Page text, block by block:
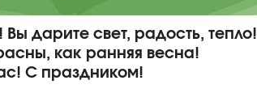
Вы дарите свет, радость, тепло!
как ранняя весна!
С праздником!